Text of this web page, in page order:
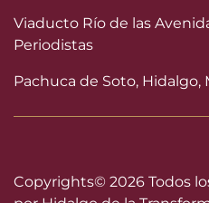
Viaducto Río de las
Periodistas
Pachuca de Soto, Hidalgo,
Copyrights© 2026 Todos